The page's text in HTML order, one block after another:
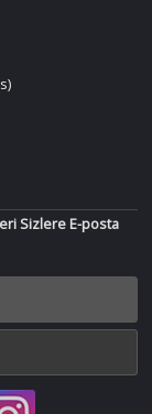
Sizlere E-posta
Bir